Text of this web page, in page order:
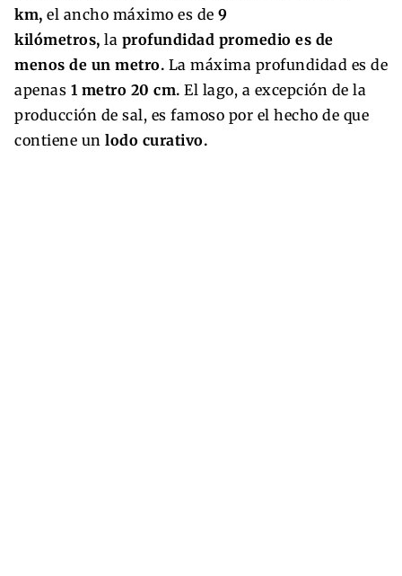
km, el ancho máximo es de 9
kilómetros, la profundidad promedio es de
menos de un metro. La máxima profundidad es de
apenas 1 metro 20 cm. El lago, a excepción de la
producción de sal, es famoso por el hecho de que
contiene un lodo curativo.